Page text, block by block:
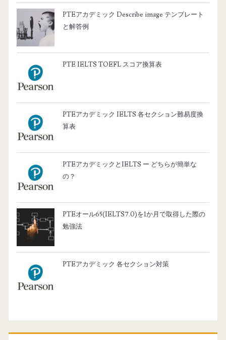
PTEアカデミック Describe image テンプレート
と解答例
PTE IELTS TOEFL スコア換算表
PTEアカデミック IELTS 各セクション難易度換
算表
PTEアカデミックとIELTS ー どちらが簡単な
の？
PTEオール65(IELTS7.0)を1か月で取得した際の
勉強法
PTEアカデミック 各セクション対策